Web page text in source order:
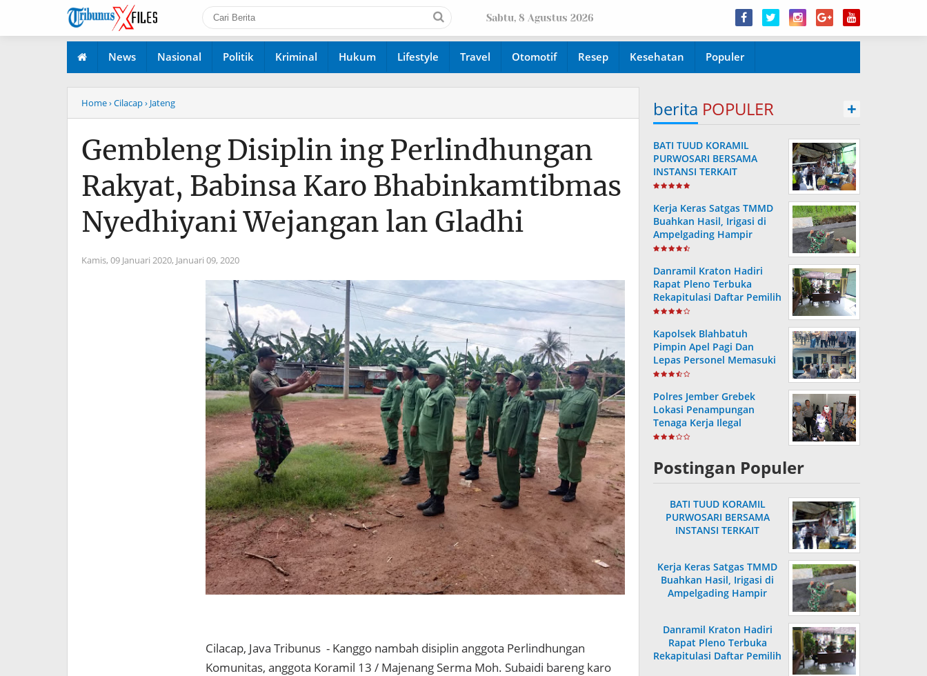
Sabtu, 8 Agustus 2026
News Nasional Politik Kriminal Hukum Lifestyle Travel Otomotif Resep Kesehatan Populer
Home› Cilacap› Jateng
Gembleng Disiplin ing Perlindhungan
Rakyat, Babinsa Karo Bhabinkamtibmas
Nyedhiyani Wejangan lan Gladhi
Kamis, 09 Januari 2020, Januari 09, 2020
Cilacap, Java Tribunus - Kanggo nambah disiplin anggota Perlindhungan
Komunitas, anggota Koramil 13 / Majenang Serma Moh. Subaidi bareng karo
berita POPULER +
BATI TUUD KORAMIL
PURWOSARI BERSAMA
INSTANSI TERKAIT
LAKSANAKAN
SEMBAKO
Kerja Keras Satgas TMMD
Buahkan Hasil, Irigasi di
Ampelgading Hampir
Rampung
Danramil Kraton Hadiri
Rapat Pleno Terbuka
Rekapitulasi Daftar Pemilih
Hasil Pemutakhiran
Kapolsek Blahbatuh
Pimpin Apel Pagi Dan
Lepas Personel Memasuki
Masa Purnabakti
Polres Jember Grebek
Lokasi Penampungan
Tenaga Kerja Ilegal
Postingan Populer
BATI TUUD KORAMIL
PURWOSARI BERSAMA
INSTANSI TERKAIT
SEMBAKO
Kerja Keras Satgas TMMD
Buahkan Hasil, Irigasi di
Ampelgading Hampir
Danramil Kraton Hadiri
Rapat Pleno Terbuka
Rekapitulasi Daftar Pemilih